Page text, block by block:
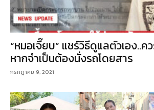
“หมอเจี๊ยบ” แชร์วิธีดูแลตัวเอง..ค
หากจำเป็นต้องนั่งรถโดยสาร
กรกฎาคม 9, 2021